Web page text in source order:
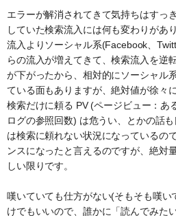
エラーが解消されてきて気持ちはすっ
していた検索流入には何も変わりがあ
流入よりソーシャル系(Facebook、
らの流入が増えてきて、検索流入を逆
が下がったから、相対的にソーシャル
ている面もありますが、絶対値が徐々
検索だけに頼る PV (ページビュー：あ
ログの参照回数) は危うい、とかの話
は検索に頼れない状況になっているの
ンスになったと言えるのですが、絶対
しい限りです。
嘆いていても仕方がない(そもそも嘆
けでもいいので、誰かに「読んでみた